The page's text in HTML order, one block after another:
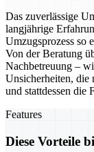
Das zuverlässige
langjährige
Umzugsprozess so
Von der Beratung
Nachbetreuung –
Unsicherheiten, die
und stattdessen die
Features
Diese Vorteile